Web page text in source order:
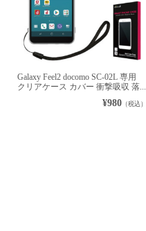
Galaxy Feel2 docomo SC-02L 専用
クリアケース カバー 衝撃吸収 落...
¥980（税込）